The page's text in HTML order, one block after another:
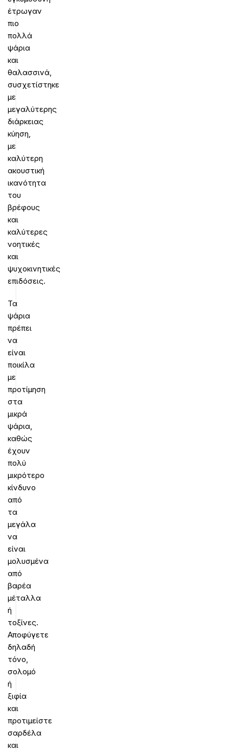
έτρωγαν
πιο
πολλά
ψάρια
και
θαλασσινά,
συσχετίστηκε
με
μεγαλύτερης
διάρκειας
κύηση,
με
καλύτερη
ακουστική
ικανότητα
του
βρέφους
και
καλύτερες
νοητικές
και
ψυχοκινητικές
επιδόσεις.
Τα
ψάρια
πρέπει
να
είναι
ποικίλα
με
προτίμηση
στα
μικρά
ψάρια,
καθώς
έχουν
πολύ
μικρότερο
κίνδυνο
από
τα
μεγάλα
να
είναι
μολυσμένα
από
βαρέα
μέταλλα
ή
τοξίνες.
Αποφύγετε
δηλαδή
τόνο,
σολομό
ή
ξιφία
και
προτιμείστε
σαρδέλα
και